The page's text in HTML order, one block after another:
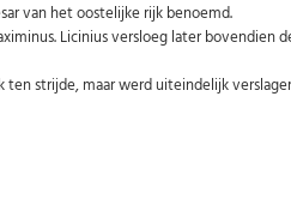
van het oostelijke rijk benoemd.
Licinius versloeg later bovendien
strijde, maar werd uiteindelijk